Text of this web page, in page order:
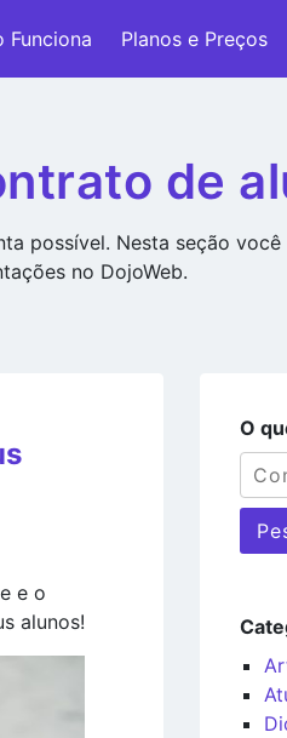
Funciona Planos e Preços
de
possível. Nesta seção
no DojoWeb.
e o
alunos!
O